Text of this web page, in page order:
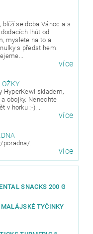
blíží se doba Vánoc a s
lhůt od
myslete na to a
s předstihem.
více
HyperKewl skladem,
obojky. Nenechte
v horku :-)....
více
poradna/...
více
SNACKS 200 G
TYČINKY